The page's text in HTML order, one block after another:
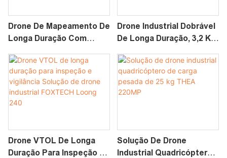
Drone De Mapeamento De
Longa Duração Com
Industrial Taileron Design
Cetus 240 VTOL
Drone Industrial Dobrável
De Longa Duração, 3,2 Kg,
Drone VTOL De Longa
Duração Para Inspeção E
Solução De Drone
Industrial Quadricóptero